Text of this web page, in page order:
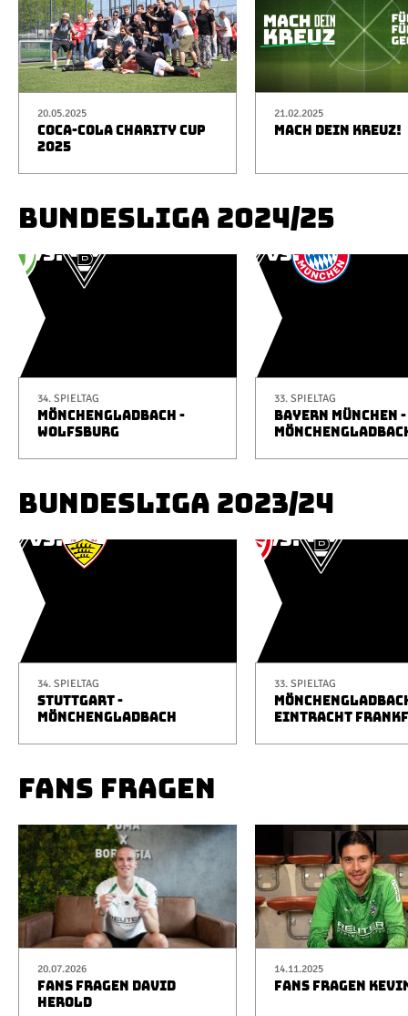
20.05.2025
COCA-COLA CHARITY CUP
2025
21.02.2025
MACH DEIN KREUZ!
BUNDESLIGA 2024/25
34. SPIELTAG
MÖNCHENGLADBACH -
WOLFSBURG
33. SPIELTAG
BAYERN MÜNCHEN -
BUNDESLIGA 2023/24
34. SPIELTAG
STUTTGART -
MÖNCHENGLADBACH
33. SPIELTAG
EINTRACHT
FANS FRAGEN
20.07.2026
FANS FRAGEN DAVID
HEROLD
14.11.2025
FANS FRAGEN